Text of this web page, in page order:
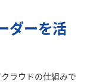
ダーを活
クラウドの仕組みで